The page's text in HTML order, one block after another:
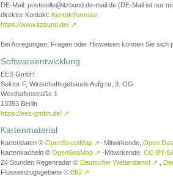
DE-Mail: poststelle@itzbund.de-mail.de (DE-Mail ist nur
direkter Kontakt: Kontaktformular
https://www.itzbund.de/ ↗
Bei Anregungen, Fragen oder Hinweisen können Sie sich
Softwareentwicklung
EES GmbH
Sektor F, Wirtschaftsgebäude Aufg.re, 3. OG
Westhafenstraße 1
13353 Berlin
https://ees-gmbh.de/ ↗
Kartenmaterial
Kartendaten © OpenStreetMap ↗ -Mitwirkende, Open
Kartenkacheln © OpenSeaMap ↗ -Mitwirkende, CC-BY-
24 Stunden Regenradar © Deutscher Wetterdienst ↗
Flusseinzugsgebiete © BfG ↗